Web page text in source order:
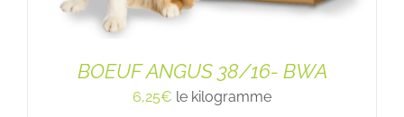
BOEUF ANGUS 38/16- BWA
6,25€ le kilogramme